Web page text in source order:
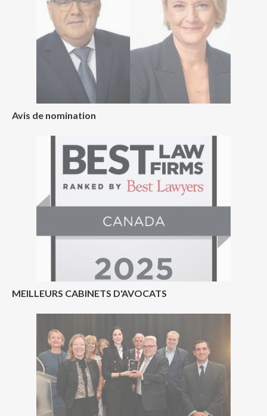
Avis de nomination
MEILLEURS CABINETS D'AVOCATS